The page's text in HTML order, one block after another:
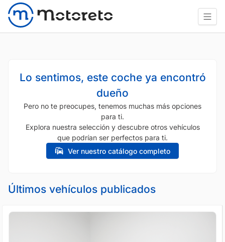
Lo sentimos, este coche ya encontró
dueño
Pero no te preocupes, tenemos muchas más opciones
para ti.
Explora nuestra selección y descubre otros vehículos
que podrían ser perfectos para ti.
Ver nuestro catálogo completo
Últimos vehículos publicados